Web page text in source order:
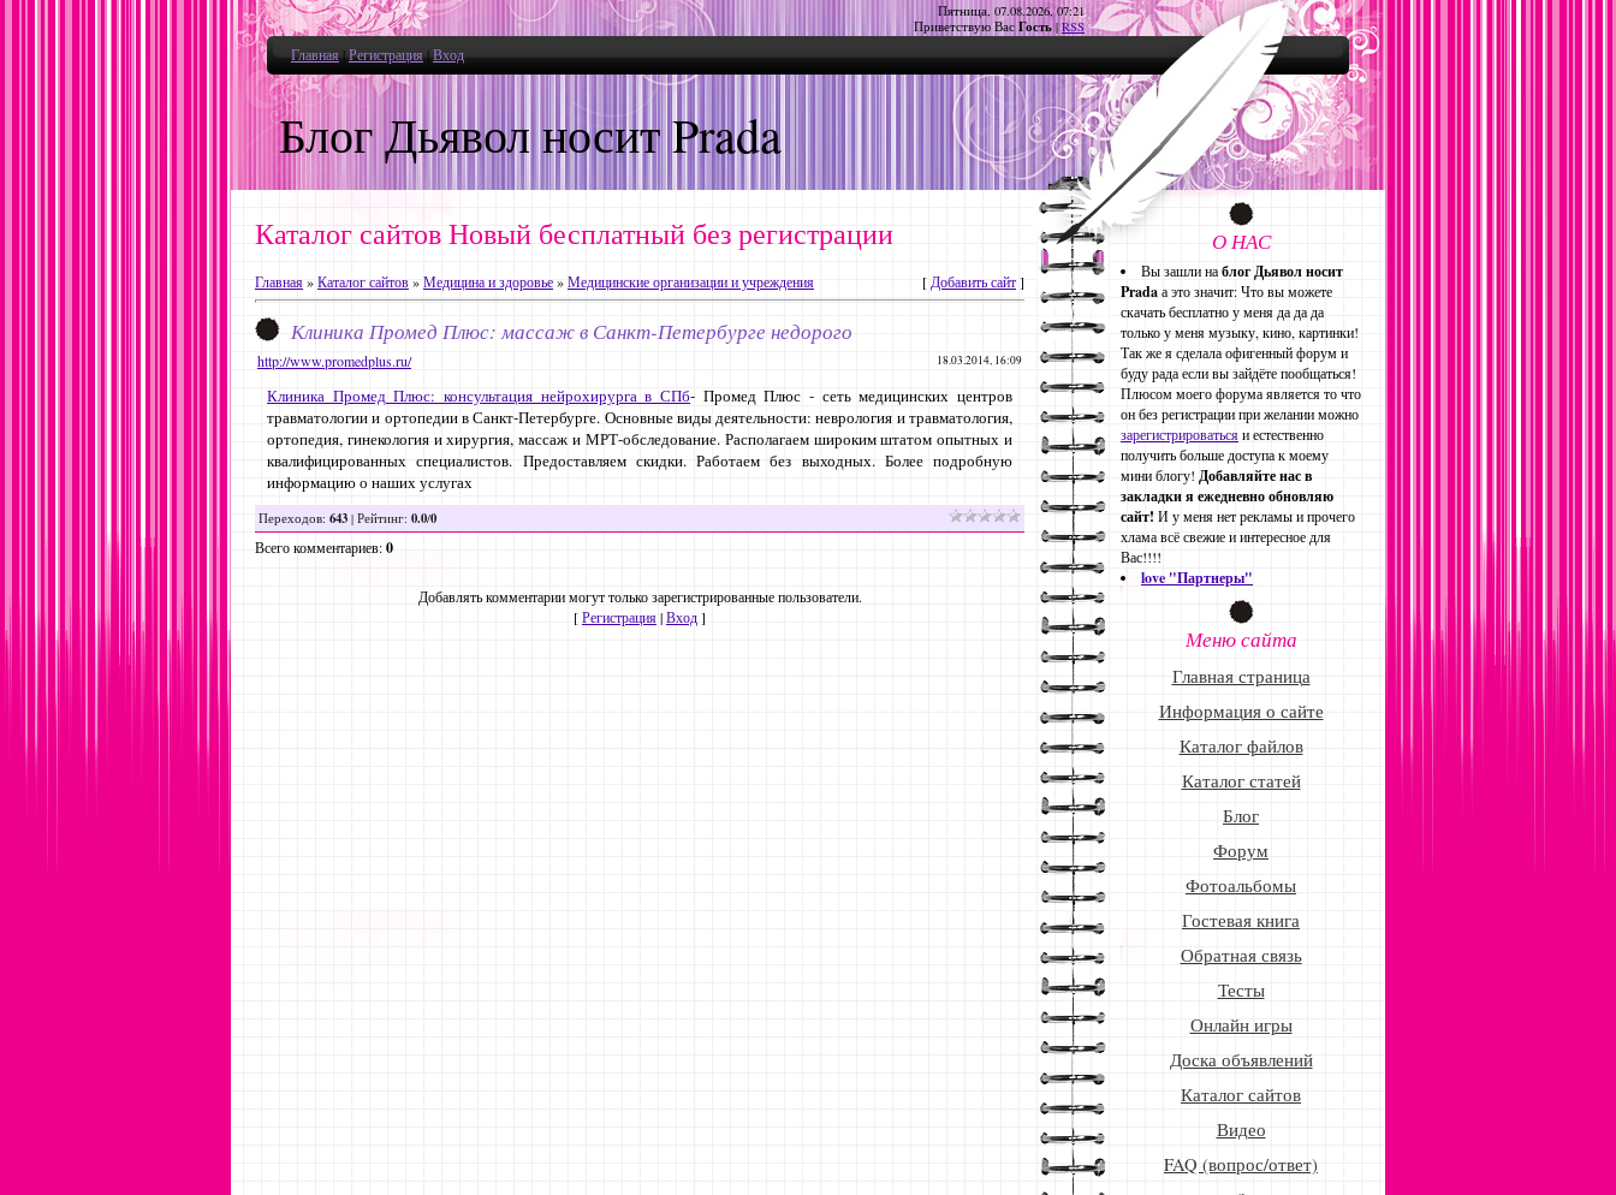
Пятница, 07.08.2026, 07:21
Приветствую Вас Гость | RSS
Блог Дьявол носит Prada
Главная|Регистрация|Вход
Каталог сайтов Новый бесплатный без регистрации
Главная»Каталог сайтов»Медицина и здоровье»Медицинские организации и учреждения [ Добавить сайт]
Клиника Промед Плюс: массаж в Санкт-Петербурге недорого
http://www.promedplus.ru/ 18.03.2014, 16:09
Клиника Промед Плюс: консультация нейрохирурга в СПб- Промед Плюс - сеть медицинских центров
травматологии и ортопедии в Санкт-Петербурге. Основные виды деятельности: неврология и травматология,
ортопедия, гинекология и хирургия, массаж и МРТ-обследование. Располагаем широким штатом опытных и
квалифицированных специалистов. Предоставляем скидки. Работаем без выходных. Более подробную
информацию о наших услугах
Переходов: 643 | Рейтинг: 0.0/0
Всего комментариев:0
Добавлять комментарии могут только зарегистрированные пользователи.
[Регистрация|Вход]
О НАС
Вы зашли наблог Дьявол носит
Pradaа это значит: Что вы можете
скачать бесплатно у меня да да да
только у меня музыку, кино, картинки!
Так же я сделала офигенный форум и
буду рада если вы зайдёте пообщаться!
Плюсом моего форума является то что
он без регистрации при желании можно
зарегистрироватьсяи естественно
получить больше доступа к моему
мини блогу! Добавляйте нас в
закладки я ежедневно обновляю
сайт! И у меня нет рекламы и прочего
хлама всё свежие и интересное для
Вас!!!!
love "Партнеры"
Меню сайта
Главная страница
Информация о сайте
Каталог файлов
Каталог статей
Блог
Форум
Фотоальбомы
Гостевая книга
Обратная связь
Тесты
Онлайн игры
Доска объявлений
Каталог сайтов
Видео
FAQ (вопрос/ответ)